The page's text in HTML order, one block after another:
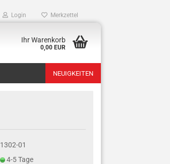
Login Merkzettel
Ihr Warenkorb
0,00 EUR
NEUIGKEITEN
1302-01
4-5 Tage